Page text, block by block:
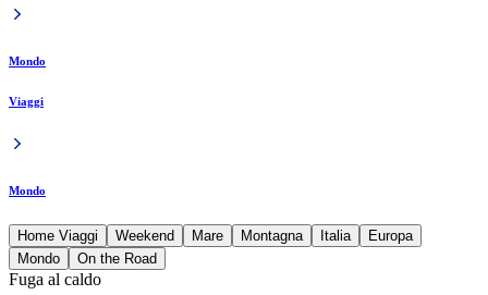
Mondo
Viaggi
Mondo
Home Viaggi Weekend Mare Montagna Italia
Europa
Mondo
On the Road
Fuga al caldo